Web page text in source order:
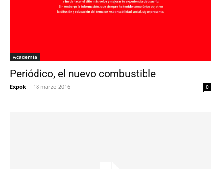
Academia
Periódico, el nuevo combustible
Expok - 18 marzo 2016 0